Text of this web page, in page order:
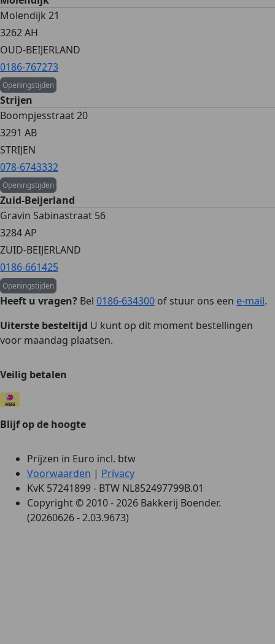
Molendijk 21
3262 AH
OUD-BEIJERLAND
0186-767273
Openingstijden
Strijen
Boompjesstraat 20
3291 AB
STRIJEN
078-6743332
Openingstijden
Zuid-Beijerland
Gravin Sabinastraat 56
3284 AP
ZUID-BEIJERLAND
0186-661425
Openingstijden
Heeft u vragen? Bel 0186-634300 of stuur ons een e-mail.
Uiterste besteltijd U kunt op dit moment bestellingen
voor maandag plaatsen.
Veilig betalen
Blijf op de hoogte
Prijzen in Euro incl. btw
Voorwaarden | Privacy
KvK 57241899 - BTW NL852497799B.01
Copyright © 2010 - 2026 Bakkerij Boender.
(20260626 - 2.03.9673)